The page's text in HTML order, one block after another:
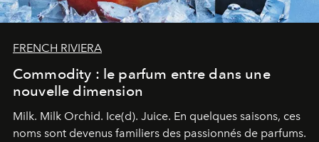
FRENCH RIVIERA
Commodity : le parfum entre dans une
nouvelle dimension
Milk. Milk Orchid. Ice(d). Juice. En quelques saisons, ces
noms sont devenus familiers des passionnés de parfums.